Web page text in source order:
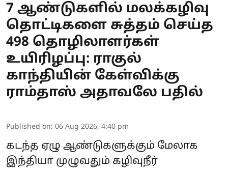
7 ஆண்டுகளில் மலக்கழிவு
தொட்டிகளை சுத்தம் செய்த
498 தொழிலாளர்கள்
உயிரிழப்பு: ராகுல்
காந்தியின் கேள்விக்கு
ராம்தாஸ் அதாவலே பதில்
Published on: 06 Aug 2026, 4:40 pm
கடந்த ஏழு ஆண்டுகளுக்கும் மேலாக
இந்தியா முழுவதும் கழிவுநீர்